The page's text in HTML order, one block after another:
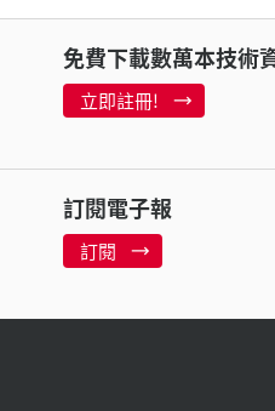
免費下載數萬本技術
立即註冊!
訂閱電子報
訂閱